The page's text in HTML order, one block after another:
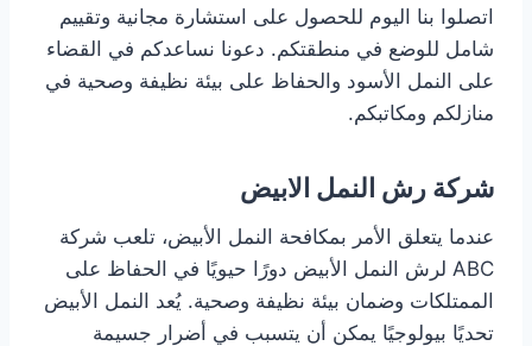
اتصلوا بنا اليوم للحصول على استشارة مجانية وتقييم
شامل للوضع في منطقتكم. دعونا نساعدكم في القضاء
على النمل الأسود والحفاظ على بيئة نظيفة وصحية في
منازلكم ومكاتبكم.
شركة رش النمل الابيض
عندما يتعلق الأمر بمكافحة النمل الأبيض، تلعب شركة
ABC لرش النمل الأبيض دورًا حيويًا في الحفاظ على
الممتلكات وضمان بيئة نظيفة وصحية. يُعد النمل الأبيض
تحديًا بيولوجيًا يمكن أن يتسبب في أضرار جسيمة